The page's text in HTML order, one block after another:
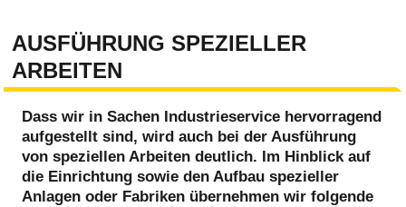
AUSFÜHRUNG SPEZIELLER
ARBEITEN
Dass wir in Sachen Industrieservice hervorragend
aufgestellt sind, wird auch bei der Ausführung
von speziellen Arbeiten deutlich. Im Hinblick auf
die Einrichtung sowie den Aufbau spezieller
Anlagen oder Fabriken übernehmen wir folgende